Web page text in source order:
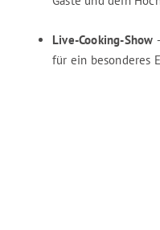
Live-Cooking-Show
für ein besonderes